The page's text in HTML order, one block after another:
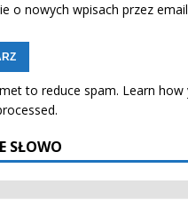
o nowych wpisach przez
to reduce spam. Learn how
SŁOWO